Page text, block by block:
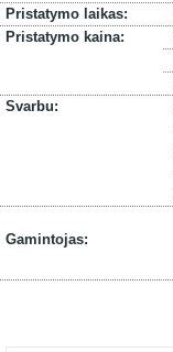
Pristatymo laikas:
Pristatymo kaina:
Svarbu:
Gamintojas: